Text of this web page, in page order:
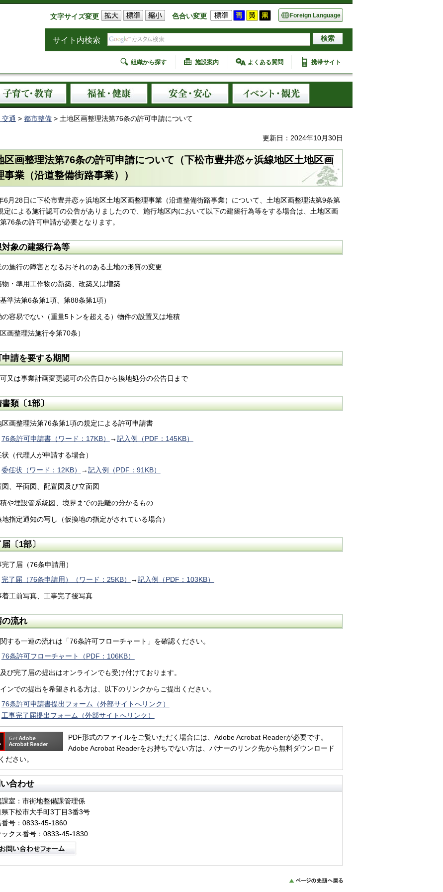
文字サイズ変更 色合い変更 Foreign Language
サイト内検索
組織から探す 施設案内 よくある質問 携帯サイト
交通 > 都市整備 > 土地区画整理法第76条の許可申請について
更新日：2024年10月30日
区画整理法第76条の許可申請について（下松市豊井恋ヶ浜線地区土地区画
事業（沿道整備街路事業））
6月28日に下松市豊井恋ヶ浜地区土地区画整理事業（沿道整備街路事業）について、土地区画整理法第9条第
定による施行認可の公告がありましたので、施行地区内において以下の建築行為等をする場合は、土地区画
76条の許可申請が必要となります。
対象の建築行為等
施行の障害となるおそれのある土地の形質の変更
・準用工作物の新築、改築又は増築
基準法第6条第1項、第88条第1項）
容易でない（重量5トンを超える）物件の設置又は堆積
区画整理法施行令第70条）
申請を要する期間
又は事業計画変更認可の公告日から換地処分の公告日まで
書類〔1部〕
画整理法第76条第1項の規定による許可申請書
76条許可申請書（ワード：17KB）
→記入例（PDF：145KB）
（代理人が申請する場合）
委任状（ワード：12KB）
→記入例（PDF：91KB）
、平面図、配置図及び立面図
や埋設管系統図、境界までの距離の分かるもの
指定通知の写し（仮換地の指定がされている場合）
届〔1部〕
了届（76条申請用）
完了届（76条申請用）（ワード：25KB）
→記入例（PDF：103KB）
工前写真、工事完了後写真
の流れ
する一連の流れは「76条許可フローチャート」を確認ください。
76条許可フローチャート（PDF：106KB）
び完了届の提出はオンラインでも受け付けております。
ンでの提出を希望される方は、以下のリンクからご提出ください。
76条許可申請書提出フォーム（外部サイトへリンク）
工事完了届提出フォーム（外部サイトへリンク）
PDF形式のファイルをご覧いただく場合には、Adobe Acrobat Readerが必要です。
Adobe Acrobat Readerをお持ちでない方は、バナーのリンク先から無料ダウンロード
ださい。
合わせ
課室：市街地整備課管理係
県下松市大手町3丁目3番3号
番号：0833-45-1860
ックス番号：0833-45-1830